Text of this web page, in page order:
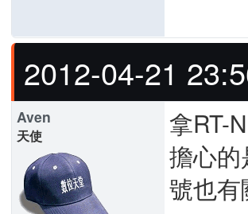
2012-04-21
Aven
天使
拿RT-
擔心
號也